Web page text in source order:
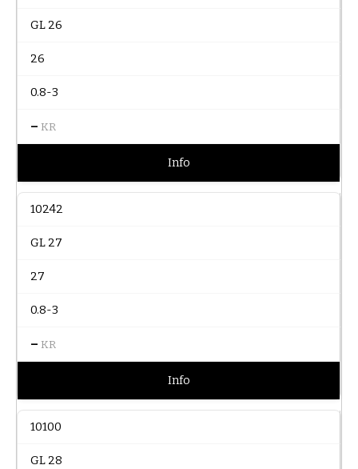
GL 26
26
0.8-3
– KR
Info
10242
GL 27
27
0.8-3
– KR
Info
10100
GL 28